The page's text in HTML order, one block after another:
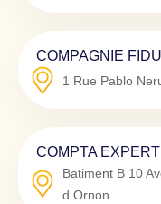
COMPAGNIE
1 Rue Pablo
COMPTA
Batiment B 10
d Ornon